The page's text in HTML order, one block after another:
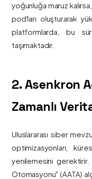
yoğunluğa maruz
pod'ları oluşturarak
platformlarda, bu
taşımaktadır.
2. Asenkron
Zamanlı
Uluslararası siber
optimizasyonları,
yenilemesini
Otomasyonu" (AATA)